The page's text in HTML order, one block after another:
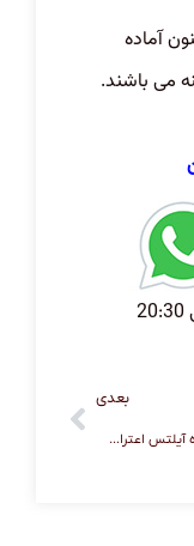
آماده
می باشند.
بعدی
چگونه به نمره آیلتس اعتراض کنیم؟